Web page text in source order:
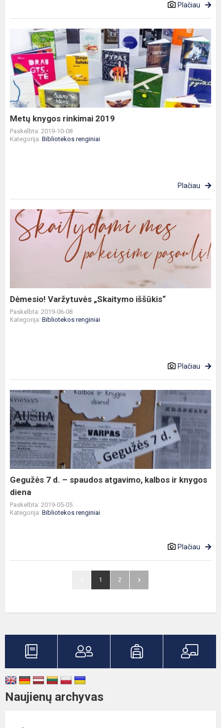
Plačiau
knygos
rinkimai
2019
Metų knygos rinkimai 2019
Paskelbta: 2019-10-08
Kategorija: Bibliotekos renginiai
Plačiau
Dėmesio!
Varžytuvės
„Skaitymo
Dėmesio! Varžytuvės „Skaitymo iššūkis“
Paskelbta: 2019-06-08
Kategorija: Bibliotekos renginiai
Plačiau
Gegužės
7
d.
–
spaudos
atgavimo,
kalbos
ir
knygos
diena
Gegužės 7 d. – spaudos atgavimo, kalbos ir knygos
diena
Paskelbta: 2019-05-05
Kategorija: Bibliotekos renginiai
Plačiau
1 2
Naujienų archyvas